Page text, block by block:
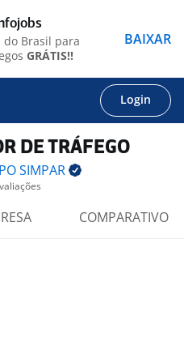
Login
DE TRÁFEGO
SIMPAR
COMPARATIVO
do Brasil para
GRÁTIS!!
BAIXAR